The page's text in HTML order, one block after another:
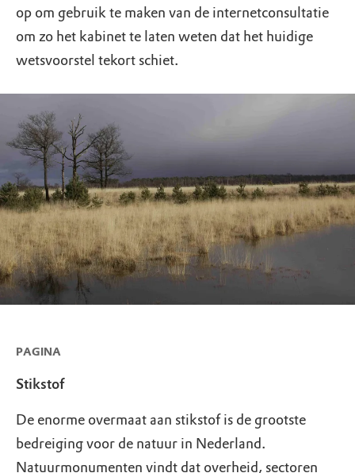
op om gebruik te maken van de internetconsultatie
om zo het kabinet te laten weten dat het huidige
wetsvoorstel tekort schiet.
PAGINA
Stikstof
De enorme overmaat aan stikstof is de grootste
bedreiging voor de natuur in Nederland.
Natuurmonumenten vindt dat overheid, sectoren